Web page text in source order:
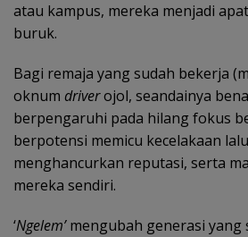
atau kampus, mereka menjadi
buruk.
Bagi remaja yang sudah bekerja
oknum driverojol, seandainya
berpengaruhi pada hilang fokus
berpotensi memicu kecelakaan
menghancurkan reputasi, serta
mereka sendiri.
‘Ngelem’mengubah generasi yang